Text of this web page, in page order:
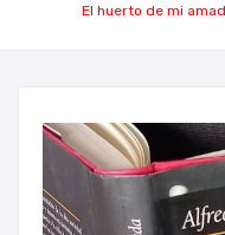
El huerto de mi